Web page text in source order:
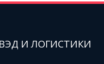
И ЛОГИСТИКИ